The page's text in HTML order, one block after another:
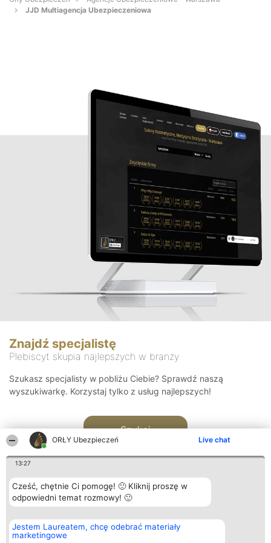
ORŁY Ubezpieczeń Live chat
13:27
Cześć, chętnie Ci pomogę! 🙂 Kliknij proszę w
odpowiedni temat rozmowy! 🙂
Jestem Laureatem, chcę odebrać materiały
marketingowe
JJD Multiagencja Ubezpieczeniowa
Znajdź specjalistę
Plebiscyt skupia najlepszych w branży
Szukasz specjalisty w pobliżu Ciebie? Sprawdź naszą
wyszukiwarkę. Korzystaj tylko z usług najlepszych!
Szukaj
Organizator plebiscytu
Bright Side Solutions sp. z o.
o. sp. k.
Plebiscyt
Laureaci
Kontakt
Kontakt